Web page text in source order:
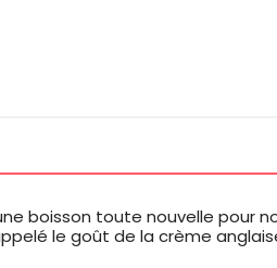
boisson toute nouvelle pour
le goût de la crème